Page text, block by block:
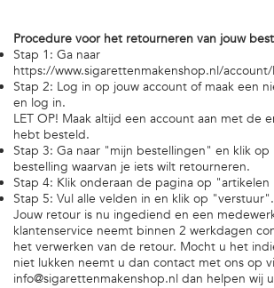
Procedure voor het retourneren van jouw
Stap 1: Ga naar
https://www.sigarettenmakenshop.nl/
Stap 2: Log in op jouw account of maak een
en log in.
LET OP! Maak altijd een account aan met de
hebt besteld.
Stap 3: Ga naar "mijn bestellingen" en klik
bestelling waarvan je iets wilt retourneren.
Stap 4: Klik onderaan de pagina op
Stap 5: Vul alle velden in en klik op "verstuur".
Jouw retour is nu ingediend en een
klantenservice neemt binnen 2 werkdagen
het verwerken van de retour. Mocht u het
niet lukken neemt u dan contact met ons op
info@sigarettenmakenshop.nl dan helpen wij